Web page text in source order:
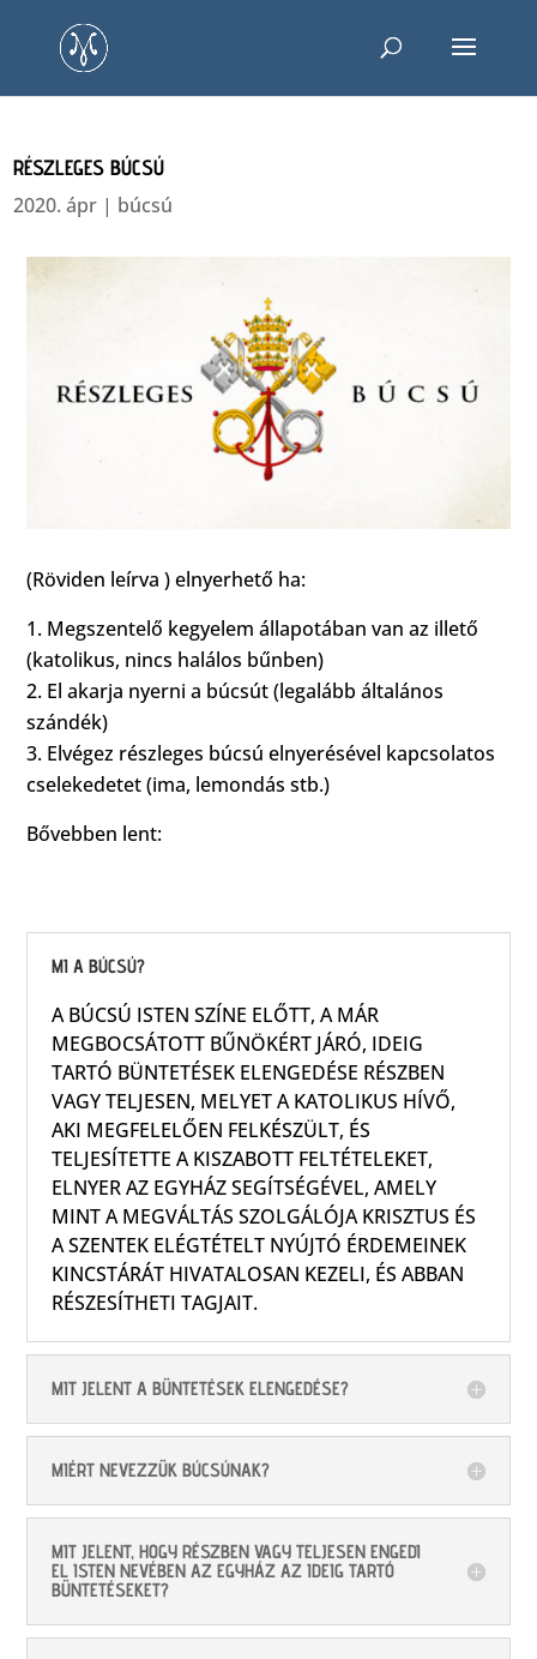
RÉSZLEGES BÚCSÚ
2020. ápr | búcsú
(Röviden leírva ) elnyerhető ha:
Megszentelő kegyelem állapotában van az illető
(katolikus, nincs halálos bűnben)
El akarja nyerni a búcsút (legalább általános
szándék)
Elvégez részleges búcsú elnyerésével kapcsolatos
cselekedetet (ima, lemondás stb.)
Bővebben lent:
MI A BÚCSÚ?
A BÚCSÚ ISTEN SZÍNE ELŐTT, A MÁR
MEGBOCSÁTOTT BŰNÖKÉRT JÁRÓ, IDEIG
TARTÓ BÜNTETÉSEK ELENGEDÉSE RÉSZBEN
VAGY TELJESEN, MELYET A KATOLIKUS HÍVŐ,
AKI MEGFELELŐEN FELKÉSZÜLT, ÉS
TELJESÍTETTE A KISZABOTT FELTÉTELEKET,
ELNYER AZ EGYHÁZ SEGÍTSÉGÉVEL, AMELY
MINT A MEGVÁLTÁS SZOLGÁLÓJA KRISZTUS ÉS
A SZENTEK ELÉGTÉTELT NYÚJTÓ ÉRDEMEINEK
KINCSTÁRÁT HIVATALOSAN KEZELI, ÉS ABBAN
RÉSZESÍTHETI TAGJAIT.
MIT JELENT A BÜNTETÉSEK ELENGEDÉSE?
MIÉRT NEVEZZÜK BÚCSÚNAK?
MIT JELENT, HOGY RÉSZBEN VAGY TELJESEN ENGEDI
EL ISTEN NEVÉBEN AZ EGYHÁZ AZ IDEIG TARTÓ
BÜNTETÉSEKET?